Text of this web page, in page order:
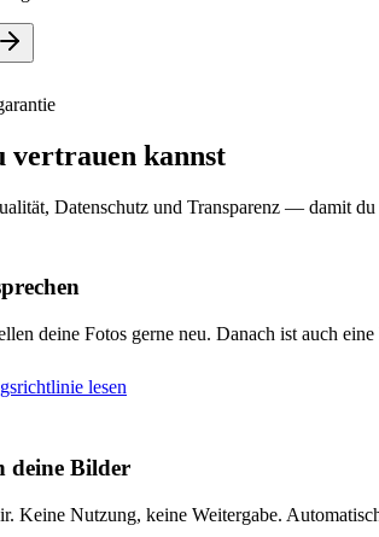
vertrauen kannst
Datenschutz und Transparenz — damit
deine Fotos gerne neu. Danach ist auch
lesen
deine Bilder
Keine Nutzung, keine Weitergabe.